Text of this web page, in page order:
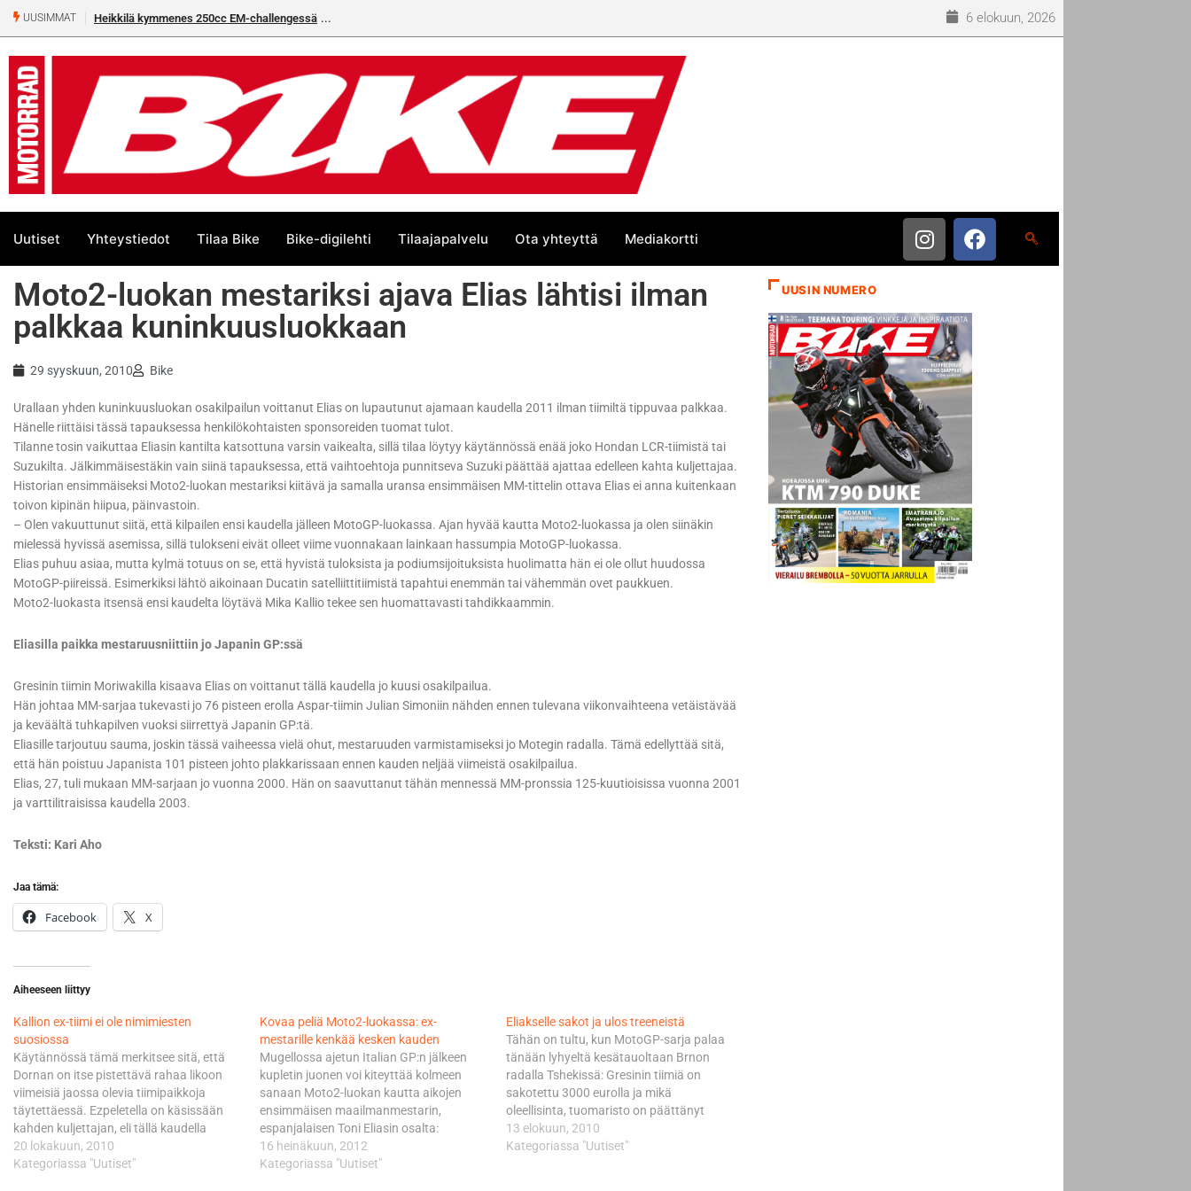
UUSIMMAT Heikkilä kymmenes 250cc EM-challengessä 6 elokuun, 2026
Uutiset Yhteystiedot Tilaa Bike Bike-digilehti Tilaajapalvelu Ota yhteyttä Mediakortti
Moto2-luokan mestariksi ajava Elias lähtisi ilman
palkkaa kuninkuusluokkaan
29 syyskuun, 2010 Bike
Urallaan yhden kuninkuusluokan osakilpailun voittanut Elias on lupautunut ajamaan kaudella 2011 ilman tiimiltä tippuvaa palkkaa.
Hänelle riittäisi tässä tapauksessa henkilökohtaisten sponsoreiden tuomat tulot.
Tilanne tosin vaikuttaa Eliasin kantilta katsottuna varsin vaikealta, sillä tilaa löytyy käytännössä enää joko Hondan LCR-tiimistä tai
Suzukilta. Jälkimmäisestäkin vain siinä tapauksessa, että vaihtoehtoja punnitseva Suzuki päättää ajattaa edelleen kahta kuljettajaa.
Historian ensimmäiseksi Moto2-luokan mestariksi kiitävä ja samalla uransa ensimmäisen MM-tittelin ottava Elias ei anna kuitenkaan
toivon kipinän hiipua, päinvastoin.
– Olen vakuuttunut siitä, että kilpailen ensi kaudella jälleen MotoGP-luokassa. Ajan hyvää kautta Moto2-luokassa ja olen siinäkin
mielessä hyvissä asemissa, sillä tulokseni eivät olleet viime vuonnakaan lainkaan hassumpia MotoGP-luokassa.
Elias puhuu asiaa, mutta kylmä totuus on se, että hyvistä tuloksista ja podiumsijoituksista huolimatta hän ei ole ollut huudossa
MotoGP-piireissä. Esimerkiksi lähtö aikoinaan Ducatin satelliittitiimistä tapahtui enemmän tai vähemmän ovet paukkuen.
Moto2-luokasta itsensä ensi kaudelta löytävä Mika Kallio tekee sen huomattavasti tahdikkaammin.
Eliasilla paikka mestaruusniittiin jo Japanin GP:ssä
Gresinin tiimin Moriwakilla kisaava Elias on voittanut tällä kaudella jo kuusi osakilpailua.
Hän johtaa MM-sarjaa tukevasti jo 76 pisteen erolla Aspar-tiimin Julian Simoniin nähden ennen tulevana viikonvaihteena vetäistävää
ja keväältä tuhkapilven vuoksi siirrettyä Japanin GP:tä.
Eliasille tarjoutuu sauma, joskin tässä vaiheessa vielä ohut, mestaruuden varmistamiseksi jo Motegin radalla. Tämä edellyttää sitä,
että hän poistuu Japanista 101 pisteen johto plakkarissaan ennen kauden neljää viimeistä osakilpailua.
Elias, 27, tuli mukaan MM-sarjaan jo vuonna 2000. Hän on saavuttanut tähän mennessä MM-pronssia 125-kuutioisissa vuonna 2001
ja varttilitraisissa kaudella 2003.
Teksti: Kari Aho
Jaa tämä:
Facebook X
Aiheeseen liittyy
Kallion ex-tiimi ei ole nimimiesten
suosiossa
Käytännössä tämä merkitsee sitä, että
Dornan on itse pistettävä rahaa likoon
viimeisiä jaossa olevia tiimipaikkoja
täytettäessä. Ezpeletella on käsissään
kahden kuljettajan, eli tällä kaudella
Hondan LCR-tiimissä ajavan
ranskalaisen Randy de Punietin ja Moto2-
20 lokakuun, 2010
Kategoriassa "Uutiset"
Kovaa peliä Moto2-luokassa: ex-
mestarille kenkää kesken kauden
Mugellossa ajetun Italian GP:n jälkeen
kupletin juonen voi kiteyttää kolmeen
sanaan Moto2-luokan kautta aikojen
ensimmäisen maailmanmestarin,
espanjalaisen Toni Eliasin osalta:
katoavaista on kunnia. Jorge Martinezin
johtama Aspar-tiimi näet ilmoitti
16 heinäkuun, 2012
Kategoriassa "Uutiset"
Eliakselle sakot ja ulos treeneistä
Tähän on tultu, kun MotoGP-sarja palaa
tänään lyhyeltä kesätauoltaan Brnon
radalla Tshekissä: Gresinin tiimiä on
sakotettu 3000 eurolla ja mikä
oleellisinta, tuomaristo on päättänyt
pitää Eliasin visusti sivussa radalta
Moto2-luokan ensimmäisen ja varsin
13 elokuun, 2010
Kategoriassa "Uutiset"
UUSIN NUMERO